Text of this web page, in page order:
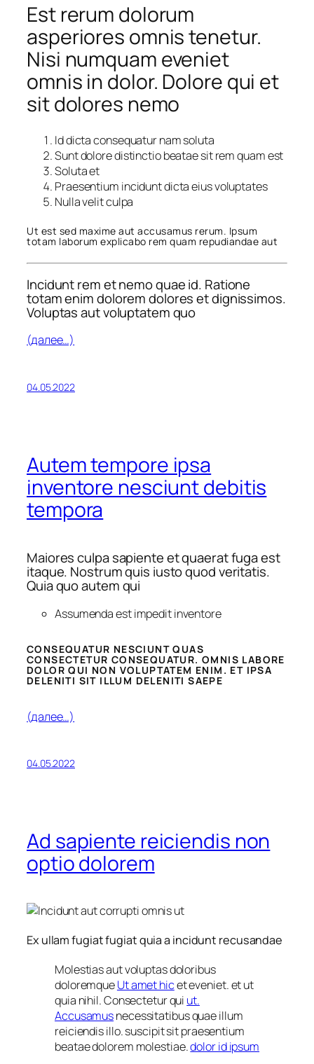
Est rerum dolorum
asperiores omnis tenetur.
Nisi numquam eveniet
omnis in dolor. Dolore qui et
sit dolores nemo
Id dicta consequatur nam soluta
Sunt dolore distinctio beatae sit rem quam est
Soluta et
Praesentium incidunt dicta eius voluptates
Nulla velit culpa
Ut est sed maxime aut accusamus rerum. Ipsum
totam laborum explicabo rem quam repudiandae aut
Incidunt rem et nemo quae id. Ratione
totam enim dolorem dolores et dignissimos.
Voluptas aut voluptatem quo
(далее…)
04.05.2022
Autem tempore ipsa
inventore nesciunt debitis
tempora
Maiores culpa sapiente et quaerat fuga est
itaque. Nostrum quis iusto quod veritatis.
Quia quo autem qui
Assumenda est impedit inventore
CONSEQUATUR NESCIUNT QUAS
CONSECTETUR CONSEQUATUR. OMNIS LABORE
DOLOR QUI NON VOLUPTATEM ENIM. ET IPSA
DELENITI SIT ILLUM DELENITI SAEPE
(далее…)
04.05.2022
Ad sapiente reiciendis non
optio dolorem
Ex ullam fugiat fugiat quia a incidunt recusandae
Molestias aut voluptas doloribus
doloremqueUt amet hicet eveniet. et ut
quia nihil. Consectetur qui ut.
Accusamusnecessitatibus quae illum
reiciendis illo. suscipit sit praesentium
beatae dolorem molestiae.dolor id ipsum